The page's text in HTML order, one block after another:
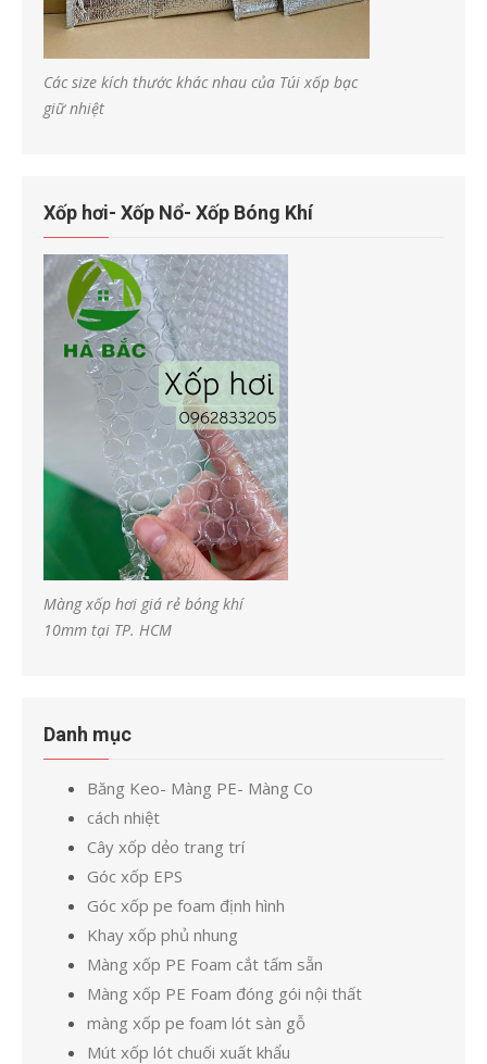
Các size kích thước khác nhau của Túi xốp bạc
giữ nhiệt
Xốp hơi- Xốp Nổ- Xốp Bóng Khí
Màng xốp hơi giá rẻ bóng khí
10mm tại TP. HCM
Danh mục
Băng Keo- Màng PE- Màng Co
cách nhiệt
Cây xốp dẻo trang trí
Góc xốp EPS
Góc xốp pe foam định hình
Khay xốp phủ nhung
Màng xốp PE Foam cắt tấm sẵn
Màng xốp PE Foam đóng gói nội thất
màng xốp pe foam lót sàn gỗ
Mút xốp lót chuối xuất khẩu